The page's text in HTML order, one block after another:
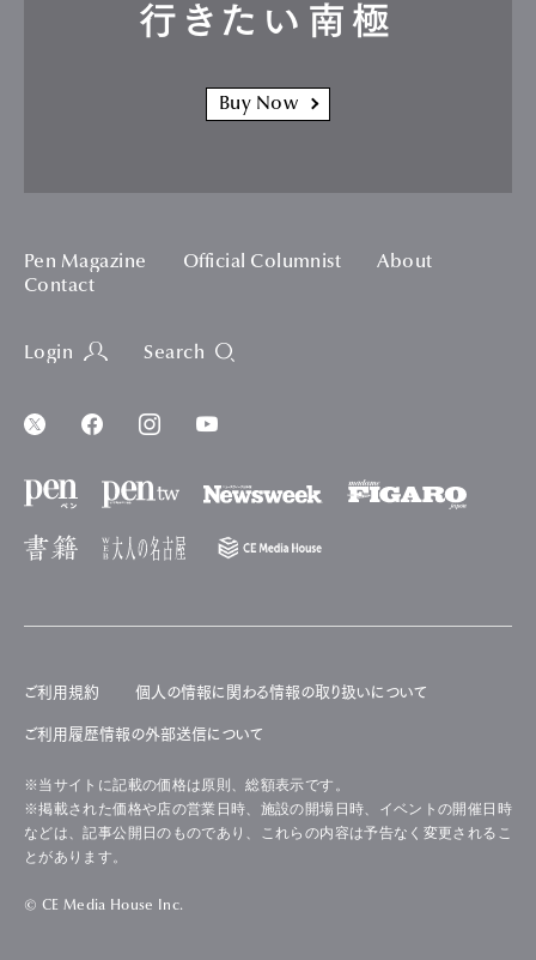
行きたい南極
Buy Now
Pen Magazine Official Columnist
About
Contact
Login Search
ご利用規約 個人の情報に関わる情報の取り扱いについて
ご利用履歴情報の外部送信について
※当サイトに記載の価格は原則、総額表示です。
※掲載された価格や店の営業日時、施設の開場日時、イベントの開催日時
などは、記事公開日のものであり、これらの内容は予告なく変更されるこ
とがあります。
© CE Media House Inc.